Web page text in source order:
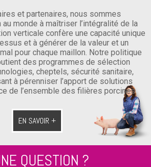
et partenaires, nous sommes
au monde à maîtriser l’intégralité de la
verticale confère une capacité unique
et à générer de la valeur et un
pour chaque maillon. Notre politique
des programmes de sélection
cheptels, sécurité sanitaire,
à pérenniser l’apport de solutions
de l’ensemble des filières porcines
EN SAVOIR +
QUESTION ?